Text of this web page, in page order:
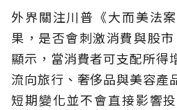
外界關注川普《大而美法
果，是否會刺激消費與股
顯示，當消費者可支配所得
流向旅行、奢侈品與美容產
短期變化並不會直接影響